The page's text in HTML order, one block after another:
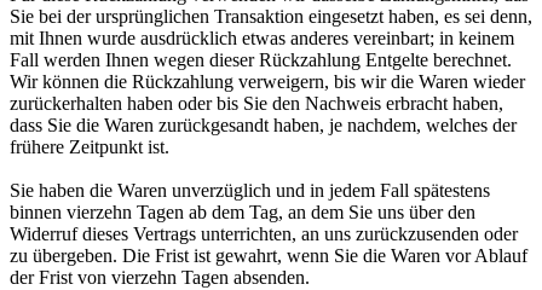
Sie bei der ursprünglichen Transaktion eingesetzt haben, es sei denn,
mit Ihnen wurde ausdrücklich etwas anderes vereinbart; in keinem
Fall werden Ihnen wegen dieser Rückzahlung Entgelte berechnet.
Wir können die Rückzahlung verweigern, bis wir die Waren wieder
zurückerhalten haben oder bis Sie den Nachweis erbracht haben,
dass Sie die Waren zurückgesandt haben, je nachdem, welches der
frühere Zeitpunkt ist.
Sie haben die Waren unverzüglich und in jedem Fall spätestens
binnen vierzehn Tagen ab dem Tag, an dem Sie uns über den
Widerruf dieses Vertrags unterrichten, an uns zurückzusenden oder
zu übergeben. Die Frist ist gewahrt, wenn Sie die Waren vor Ablauf
der Frist von vierzehn Tagen absenden.